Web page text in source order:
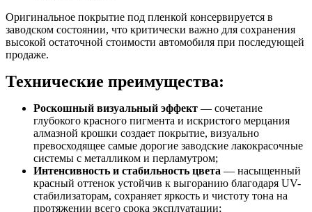
Оригинальное покрытие под пленкой консервируется в
заводском состоянии, что критически важно для сохранения
высокой остаточной стоимости автомобиля при последующей
продаже.
Технические преимущества:
Роскошный визуальный эффект — сочетание
глубокого красного пигмента и искристого мерцания
алмазной крошки создает покрытие, визуально
превосходящее самые дорогие заводские лакокрасочные
системы с металликом и перламутром;
Интенсивность и стабильность цвета — насыщенный
красный оттенок устойчив к выгоранию благодаря UV-
стабилизаторам, сохраняет яркость и чистоту тона на
протяжении всего срока эксплуатации;